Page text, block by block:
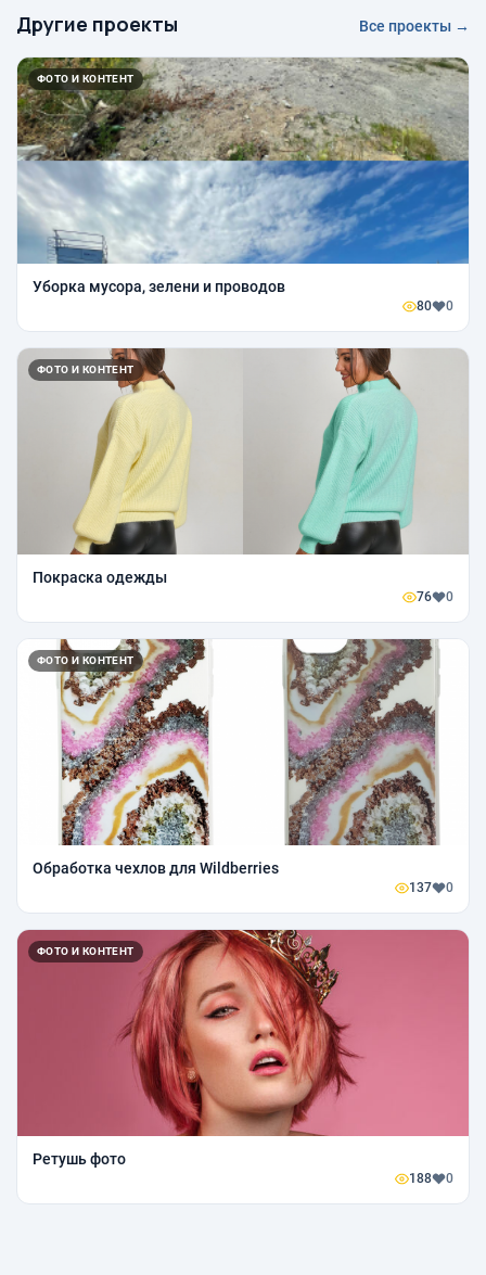
Другие проекты Все проекты →
ФОТО И КОНТЕНТ
Уборка мусора, зелени и проводов
80 0
ФОТО И КОНТЕНТ
Покраска одежды
76 0
ФОТО И КОНТЕНТ
Обработка чехлов для Wildberries
137 0
ФОТО И КОНТЕНТ
Ретушь фото
188 0